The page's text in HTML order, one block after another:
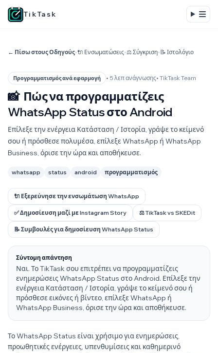
TikTask
← Πίσω στους Οδηγούς•🔌 Ενσωματώσεις•⚖️ Σύγκριση•📝 Ιστολόγιο
Προγραμματισμός ανά εφαρμογή • 5 λεπ ανάγνωσης• TikTask Team
📸 Πώς να προγραμματίζεις
WhatsApp Status στο Android
Επίλεξε την ενέργεια Κατάσταση / Ιστορία, γράψε το κείμενό
σου ή πρόσθεσε πολυμέσα, επίλεξε WhatsApp ή WhatsApp
Business, όρισε την ώρα και αποθήκευσε.
whatsapp status android προγραμματισμός
🔌 Εξερεύνησε την ενσωμάτωση WhatsApp
✅ Δημοσίευση μαζί με Instagram Story ⚖️ TikTask vs SKEDit
📝 Συμβουλές για δημοσίευση WhatsApp Status
Σύντομη απάντηση
Ναι. Το TikTask σου επιτρέπει να προγραμματίζεις
ενημερώσεις WhatsApp Status στο Android. Επίλεξε την
ενέργεια Κατάσταση / Ιστορία, γράψε το κείμενό σου ή
πρόσθεσε εικόνες ή βίντεο, επίλεξε WhatsApp ή
WhatsApp Business, όρισε την ώρα και αποθήκευσε.
Το WhatsApp Status είναι χρήσιμο για ενημερώσεις,
προωθητικές ενέργειες, υπενθυμίσεις και καθημερινό